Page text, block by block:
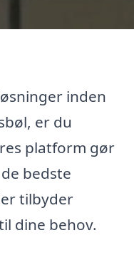
inden
er du
platform gør
bedste
tilbyder
dine behov.